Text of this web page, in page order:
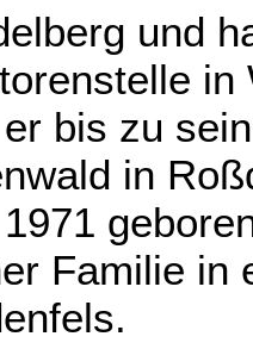
und
in
bis zu
in
Familie in